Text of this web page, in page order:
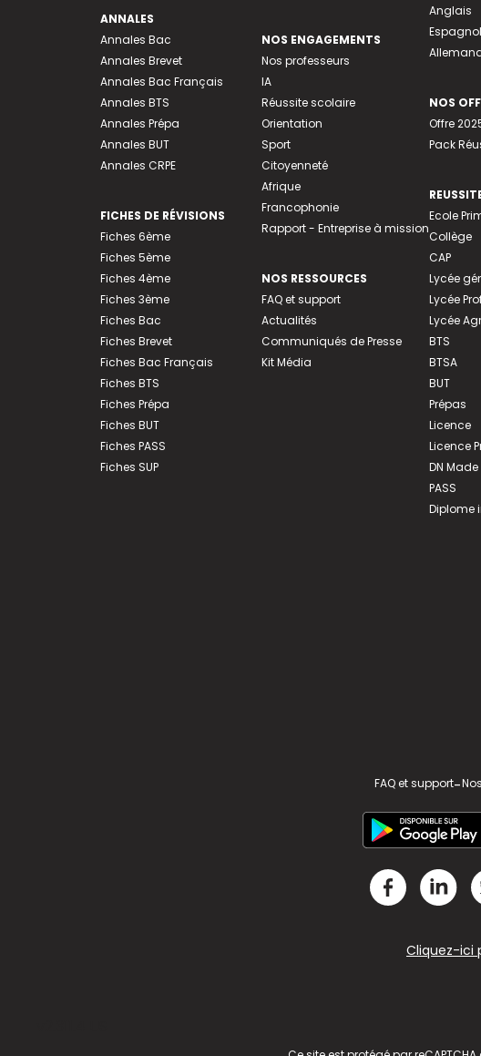
ANNALES
Annales Bac
Annales Brevet
Annales Bac Français
Annales BTS
Annales Prépa
Annales BUT
Annales CRPE
FICHES DE RÉVISIONS
Fiches 6ème
Fiches 5ème
Fiches 4ème
Fiches 3ème
Fiches Bac
Fiches Brevet
Fiches Bac Français
Fiches BTS
Fiches Prépa
Fiches BUT
Fiches PASS
Fiches SUP
NOS ENGAGEMENTS
Nos professeurs
IA
Réussite scolaire
Orientation
Sport
Citoyenneté
Afrique
Francophonie
Rapport - Entreprise à mission
NOS RESSOURCES
FAQ et support
Actualités
Communiqués de Presse
Kit Média
Anglais
Espagnol
NOS
Offre
Pack
Ecole
Collège
CAP
Lycée
Lycée
Lycée
BTS
BTSA
BUT
Prépas
Licence
Licence
DN Made
PASS
Diplome
FAQ et support-
Cliquez-ici